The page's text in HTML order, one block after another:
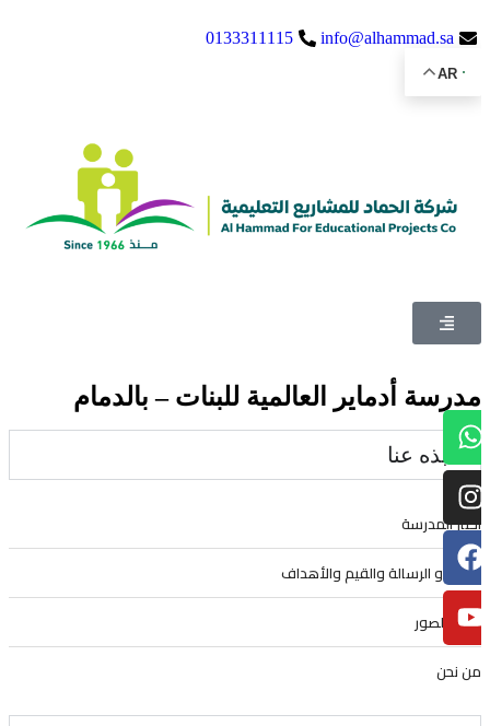
info@alhammad.sa​
0133311115
AR
مدرسة أدماير العالمية للبنات – بالدمام
نبذه عنا
أخبار المدرسة
الرؤية و الرسالة والقيم والأهداف
ألبوم الصور
من نحن